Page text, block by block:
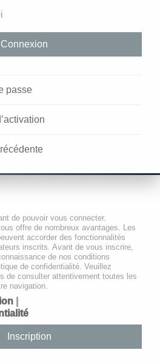
passe
de pouvoir vous connecter.
offre de nombreux avantages. Les
accorder des fonctionnalités
inscrits. Avant de vous inscrire,
de nos conditions
de confidentialité. Veuillez
de consulter attentivement toutes les
navigation.
Inscription